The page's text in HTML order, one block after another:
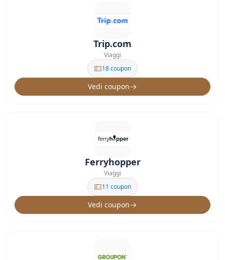
Trip.com
Viaggi
18 coupon
Vedi coupon
Ferryhopper
Viaggi
11 coupon
Vedi coupon